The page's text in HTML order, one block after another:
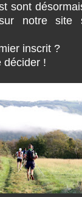
sont
notre site
inscrit ?
décider !